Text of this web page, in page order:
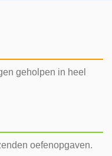
geholpen in heel
oefenopgaven.